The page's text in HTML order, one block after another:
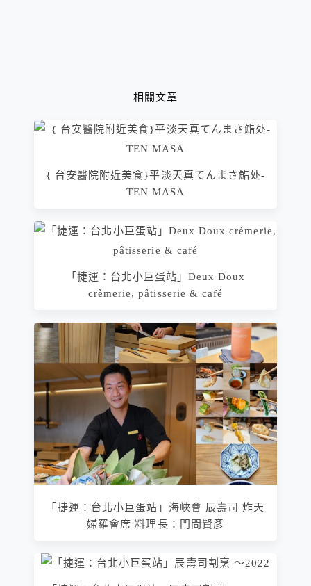
相關文章
{ 台安醫院附近美食}平淡天真てんまさ鮨处-
TEN MASA
「捷運：台北小巨蛋站」Deux Doux
crèmerie, pâtisserie & café
「捷運：台北小巨蛋站」海峽會 辰壽司 炸天
婦羅會席 料理長：門間賢彥